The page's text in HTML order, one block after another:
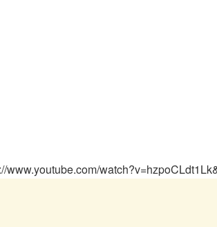
www.youtube.com/